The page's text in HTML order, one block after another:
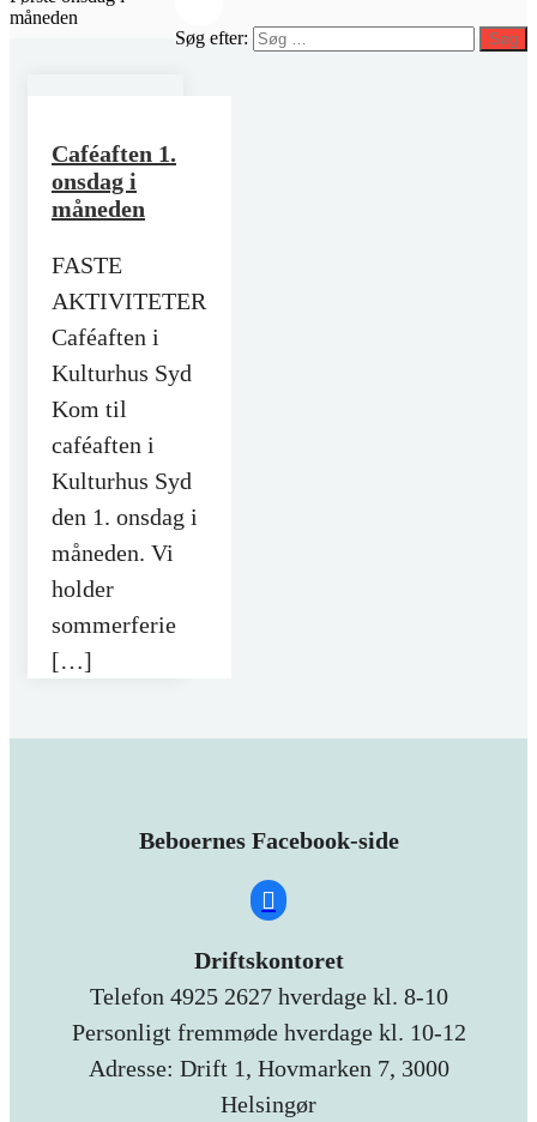
Søg efter: Søg
måneden
Caféaften 1.
onsdag i
måneden
FASTE
AKTIVITETER
Caféaften i
Kulturhus Syd
Kom til
caféaften i
Kulturhus Syd
den 1. onsdag i
måneden. Vi
holder
sommerferie
[…]
Beboernes Facebook-side
Driftskontoret
Telefon 4925 2627 hverdage kl. 8-10
Personligt fremmøde hverdage kl. 10-12
Adresse: Drift 1, Hovmarken 7, 3000
Helsingør